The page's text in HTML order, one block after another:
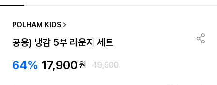
POLHAM KIDS
공용) 냉감 5부 라운지 세트
64% 17,900원 49,900